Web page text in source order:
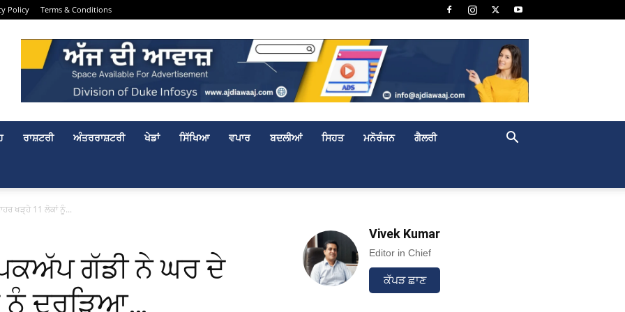
Policy Terms & Conditions
ਰਾਸ਼ਟਰੀ ਅੰਤਰਰਾਸ਼ਟਰੀ ਖੇਡਾਂ ਸਿੱਖਿਆ ਵਪਾਰ ਬਦਲੀਆਂ ਸਿਹਤ ਮਨੋਰੰਜਨ ਗੈਲਰੀ
ਖੜ੍ਹੇ 11 ਲੋਕਾਂ ਨੂੰ...
ਗੱਡੀ ਨੇ ਘਰ ਦੇ
ਨੂੰ ਦਰੜਿਆ…
Vivek Kumar
Editor in Chief
ਕੱਪੜ ਛਾਣ